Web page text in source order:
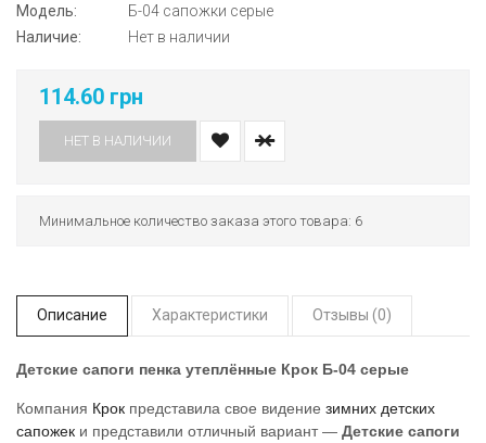
Модель:
Б-04 сапожки серые
Наличие:
Нет в наличии
114.60 грн
НЕТ В НАЛИЧИИ
Минимальное количество заказа этого товара: 6
Описание Характеристики Отзывы (0)
Детские сапоги пенка утеплённые Крок Б-04 серые
Компания Крок представила свое видение зимних детских
сапожек и представили отличный вариант — Детские сапоги